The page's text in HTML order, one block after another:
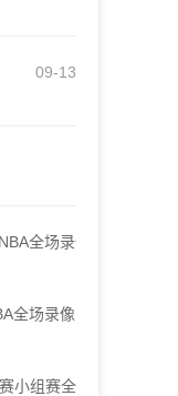
09-13
全场录像
全场录像回
小组赛全场